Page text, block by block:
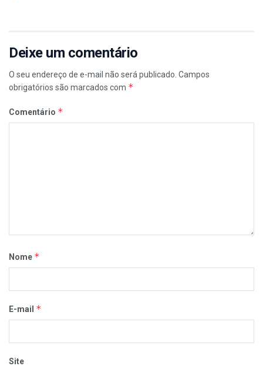
Deixe um comentário
O seu endereço de e-mail não será publicado. Campos
obrigatórios são marcados com *
Comentário *
Nome *
E-mail *
Site